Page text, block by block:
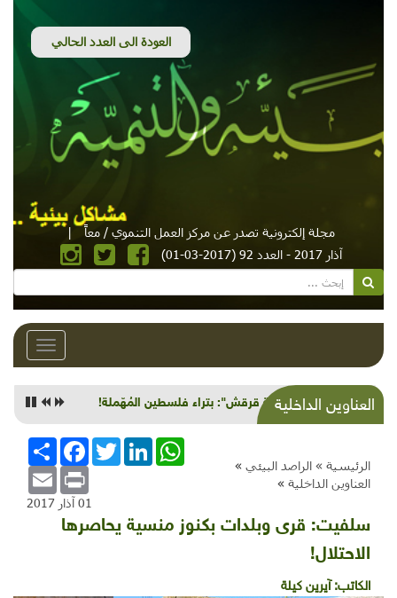
مجلة إلكترونية تصدر عن مركز العمل التنموي / معاً
|
آذار 2017 - العدد 92 (2017-03-01)
Toggle
العناوين الداخلية"خربة قرقش": بتراء فلسطين المُهّملة!
الرئيسية » الراصد البيئي »
العناوين الداخلية »
انشر
FacebookTwitterLinkedInWhatsApp
Email Print
01 آذار 2017
سلفيت: قرى وبلدات بكنوز منسية يحاصرها
الاحتلال!
الكاتب: آيرين كيلة